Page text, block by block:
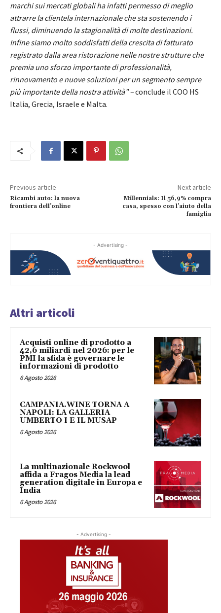
marchi sui mercati globali ha infatti permesso di meglio
attrarre la clientela internazionale che sta sostenendo i
flussi, diminuendo la stagionalità di molte destinazioni.
Infine siamo molto soddisfatti della crescita di fatturato
registrato dalla area ristorazione nelle nostre strutture che
premia uno sforzo importante di professionalità,
rinnovamento e nuove soluzioni per un segmento sempre
più importante della nostra attività” –conclude il COO HS
Italia, Grecia, Israele e Malta.
Previous article
Ricambi auto: la nuova
frontiera dell’online
Next article
Millennials: Il 56,9% compra
casa, spesso con l’aiuto della
famiglia
- Advertising -
Altri articoli
Acquisti online di prodotto a
42,6 miliardi nel 2026: per le
PMI la sfida è governare le
informazioni di prodotto
6 Agosto 2026
CAMPANIA.WINE TORNA A
NAPOLI: LA GALLERIA
UMBERTO I E IL MUSAP
6 Agosto 2026
La multinazionale Rockwool
affida a Fragos Media la lead
generation digitale in Europa e
India
6 Agosto 2026
- Advertising -